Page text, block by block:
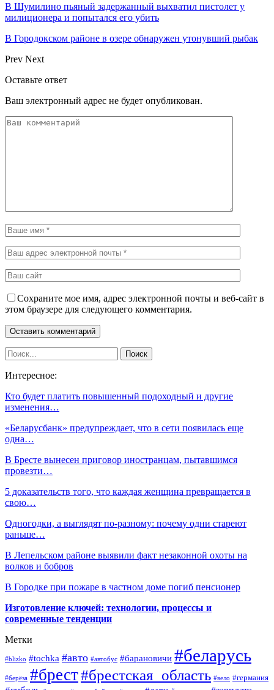
В Шумилино пьяный задержанный выхватил пистолет у
милиционера и попытался его убить
В Городокском районе в озере обнаружен утонувший рыбак
Prev Next
Оставьте ответ
Ваш электронный адрес не будет опубликован.
Сохраните мое имя, адрес электронной почты и веб-сайт в
этом браузере для следующего комментария.
Интересное:
Кто будет платить повышенный подоходный и другие
изменения…
«Беларусбанк» предупреждает, что в сети появилась еще
одна…
В Бресте вынесен приговор иностранцам, пытавшимся
провезти…
5 доказательств того, что каждая женщина превращается в
свою…
Одногодки, а выглядят по-разному: почему одни стареют
раньше…
В Лепельском районе выявили факт незаконной охоты на
волков и бобров
В Городке при пожаре в частном доме погиб пенсионер
Изготовление ключей: технологии, процессы и
современные тенденции
Метки
#blizko #tochka #авто #автобус #барановичи #беларусь
#берёза #брест#брестская_область #вело #германия